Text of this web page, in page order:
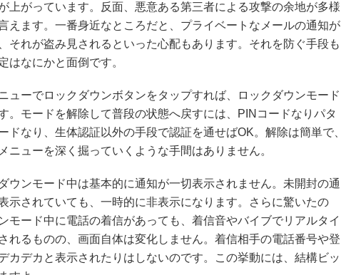
上がっています。反面、悪意ある第三者による攻撃の余地が多様
えます。一番身近なところだと、プライベートなメールの通知が
それが盗み見されるといった心配もあります。それを防ぐ手段も
はなにかと面倒です。
ューでロックダウンボタンをタップすれば、ロックダウンモード
。モードを解除して普段の状態へ戻すには、PINコードなりパタ
ドなり、生体認証以外の手段で認証を通せばOK。解除は簡単で、
ニューを深く掘っていくような手間はありません。
ウンモード中は基本的に通知が一切表示されません。未開封の通
示されていても、一時的に非表示になります。さらに驚いたの
モード中に電話の着信があっても、着信音やバイブでリアルタイ
れるものの、画面自体は変化しません。着信相手の電話番号や登
カデカと表示されたりはしないのです。この挙動には、結構ビッ